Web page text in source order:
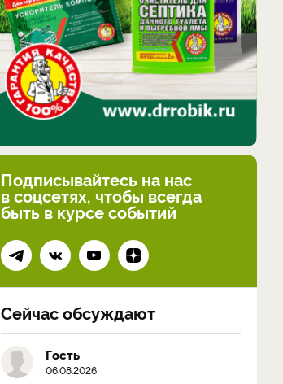
Подписывайтесь на нас
в соцсетях, чтобы всегда
быть в курсе событий
Сейчас обсуждают
Гость
06.08.2026